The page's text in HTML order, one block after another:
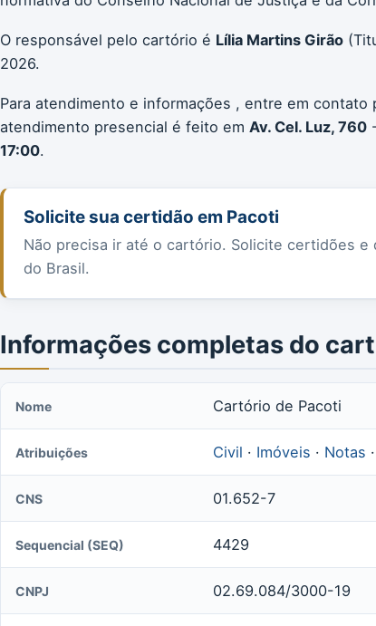
O responsável pelo cartório é Lília Martins Girão
2026.
Para atendimento e informações , entre em contato
atendimento presencial é feito em Av. Cel. Luz, 760
17:00.
Solicite sua certidão em Pacoti
Não precisa ir até o cartório. Solicite certidões
do Brasil.
Informações completas do
Nome Cartório de Pacoti
Atribuições Civil · Imóveis · Notas ·
CNS 01.652-7
Sequencial (SEQ) 4429
CNPJ 02.69.084/3000-19